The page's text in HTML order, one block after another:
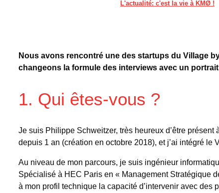
L'actualité: c'est la vie à KMØ !
Nous avons rencontré une des startups du Village
changeons la formule des interviews avec un
1. Qui êtes-vous ?
Je suis Philippe Schweitzer, très heureux d’être
depuis 1 an (création en octobre 2018), et j’ai intégré
Au niveau de mon parcours, je suis ingénieur
Spécialisé à HEC Paris en « Management Stratégique
à mon profil technique la capacité d’intervenir avec des